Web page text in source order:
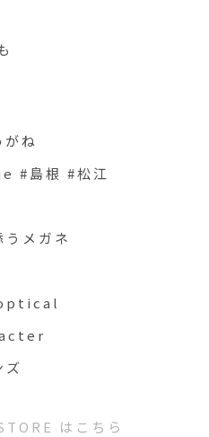
ね
#島根 #松江
メガネ
はこちら